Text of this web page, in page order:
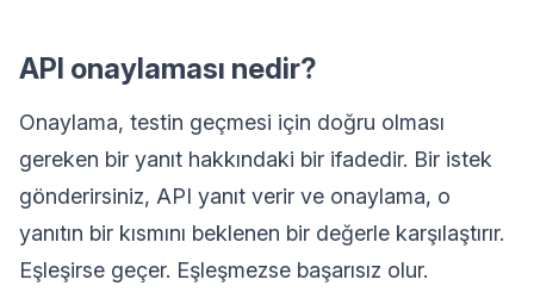
API onaylaması nedir?
Onaylama, testin geçmesi için doğru olması
gereken bir yanıt hakkındaki bir ifadedir. Bir istek
gönderirsiniz, API yanıt verir ve onaylama, o
yanıtın bir kısmını beklenen bir değerle karşılaştırır.
Eşleşirse geçer. Eşleşmezse başarısız olur.